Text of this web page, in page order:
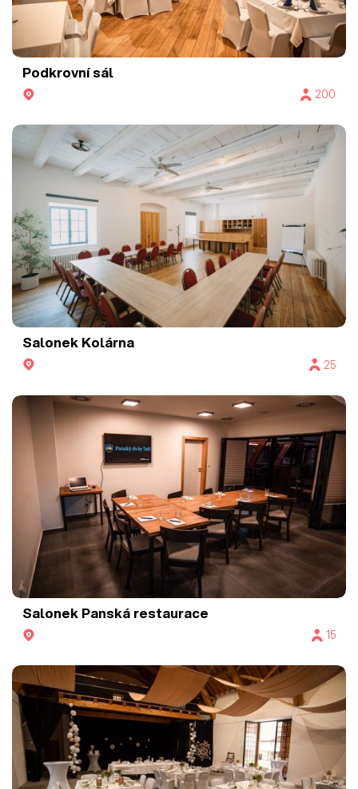
Podkrovní sál
200
Salonek Kolárna
25
Salonek Panská restaurace
15